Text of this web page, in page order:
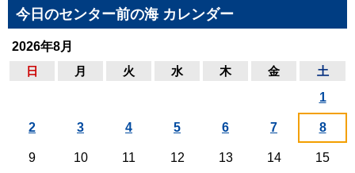
今日のセンター前の海 カレンダー
2026年8月
日
月 火 水 木 金 土
1
2 3 4 5 6 7 8
9 10 11 12 13 14 15